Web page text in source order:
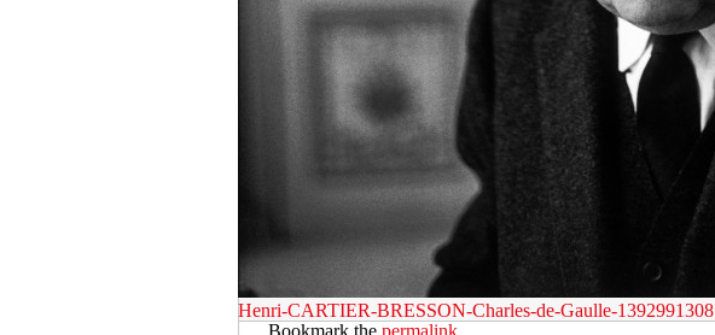
Henri-CARTIER-BRESSON-Charles-de-Gaulle-1392991308
Bookmark the permalink.